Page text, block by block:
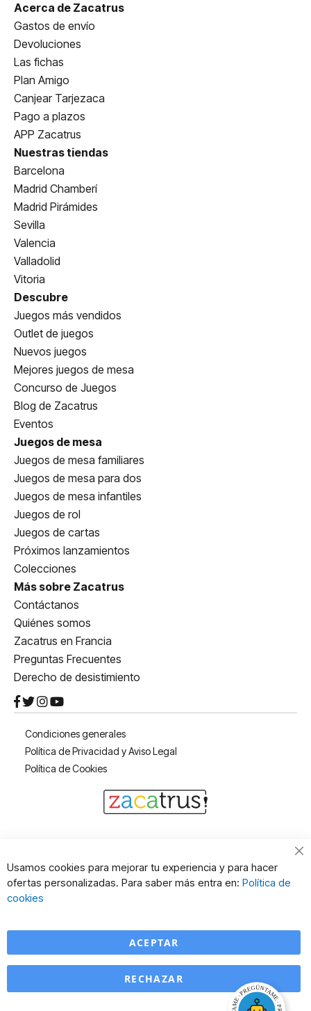
Acerca de Zacatrus
Gastos de envío
Devoluciones
Las fichas
Plan Amigo
Canjear Tarjezaca
Pago a plazos
APP Zacatrus
Nuestras tiendas
Barcelona
Madrid Chamberí
Madrid Pirámides
Sevilla
Valencia
Valladolid
Vitoria
Descubre
Juegos más vendidos
Outlet de juegos
Nuevos juegos
Mejores juegos de mesa
Concurso de Juegos
Blog de Zacatrus
Eventos
Juegos de mesa
Juegos de mesa familiares
Juegos de mesa para dos
Juegos de mesa infantiles
Juegos de rol
Juegos de cartas
Próximos lanzamientos
Colecciones
Más sobre Zacatrus
Contáctanos
Quiénes somos
Zacatrus en Francia
Preguntas Frecuentes
Derecho de desistimiento
Condiciones generales
Política de Privacidad y Aviso Legal
Política de Cookies
Usamos cookies para mejorar tu experiencia y para hacer
ofertas personalizadas. Para saber más entra en: Política de
cookies
ACEPTAR
RECHAZAR